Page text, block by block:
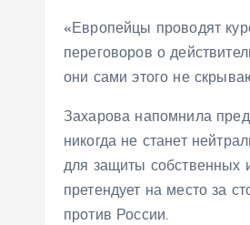
«Европейцы проводят
переговоров о
они сами этого не
Захарова напомнила
никогда не станет
для защиты собственных
претендует на место за
против России.